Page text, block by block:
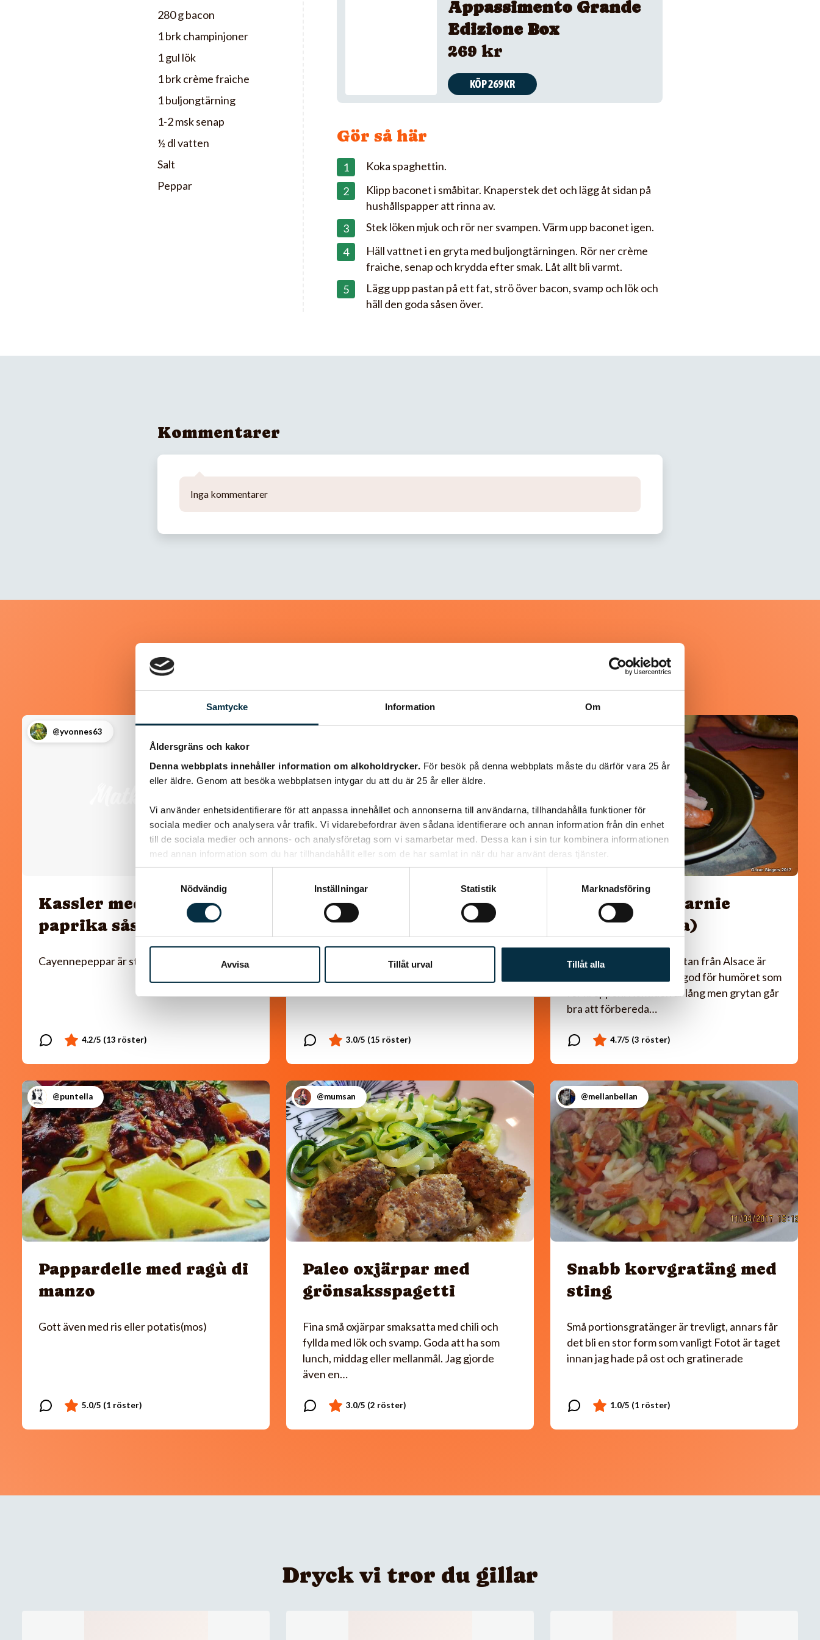
Samtycke Information Om
Åldersgräns och kakor
Denna webbplats innehåller information om alkoholdrycker. För besök på denna webbplats måste du därför vara 25 år
eller äldre. Genom att besöka webbplatsen intygar du att du är 25 år eller äldre.
Vi använder enhetsidentifierare för att anpassa innehållet och annonserna till användarna, tillhandahålla funktioner för
sociala medier och analysera vår trafik. Vi vidarebefordrar även sådana identifierare och annan information från din enhet
till de sociala medier och annons- och analysföretag som vi samarbetar med. Dessa kan i sin tur kombinera informationen
med annan information som du har tillhandahållit eller som de har samlat in när du har använt deras tjänster.
Nödvändig
Inställningar Statistik Marknadsföring
Avvisa Tillåt urval Tillåt alla
280 g bacon
1 brk champinjoner
1 gul lök
1 brk crème fraiche
1 buljongtärning
1-2 msk senap
½ dl vatten
Salt
Peppar
Appassimento Grande
Edizione Box
269 kr
KÖP 269 KR
Gör så här
Koka spaghettin.
Klipp baconet i småbitar. Knaperstek det och lägg åt sidan på
hushållspapper att rinna av.
Stek löken mjuk och rör ner svampen. Värm upp baconet igen.
Häll vattnet i en gryta med buljongtärningen. Rör ner crème
fraiche, senap och krydda efter smak. Låt allt bli varmt.
Lägg upp pastan på ett fat, strö över bacon, svamp och lök och
häll den goda såsen över.
Kommentarer
Inga kommentarer
@yvonnes63
Kassler med ris och
paprika sås
Cayennepeppar är starkt så ta lite i taget.
LCHF Fläskpannkaka
För dig som älskar pannkaka men inte
Choucroute garnie
(Surkålsgryta)
Den berömda surkålsgrytan från Alsace är
underbar vintermat, lika god för humöret som
för kroppen. Koktiden är lång men grytan går
bra att förbereda…
@puntella
Pappardelle med ragù di
manzo
Gott även med ris eller potatis(mos)
@mumsan
Paleo oxjärpar med
grönsaksspagetti
Fina små oxjärpar smaksatta med chili och
fyllda med lök och svamp. Goda att ha som
lunch, middag eller mellanmål. Jag gjorde
även en…
@mellanbellan
Snabb korvgratäng med
sting
Små portionsgratänger är trevligt, annars får
det bli en stor form som vanligt Fotot är taget
innan jag hade på ost och gratinerade
Dryck vi tror du gillar